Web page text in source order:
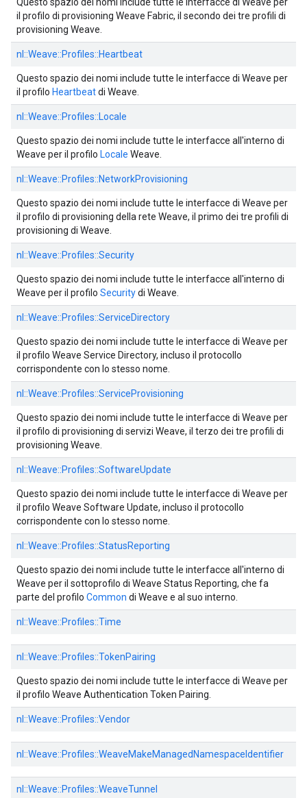
il profilo di provisioning Weave Fabric, il secondo dei tre profili di
provisioning Weave.
nl::Weave::Profiles::Heartbeat
Questo spazio dei nomi include tutte le interfacce di Weave per
il profilo Heartbeatdi Weave.
nl::Weave::Profiles:: Locale
Questo spazio dei nomi include tutte le interfacce all'interno di
Weave per il profilo Locale Weave.
nl::Weave::Profiles::NetworkProvisioning
Questo spazio dei nomi include tutte le interfacce di Weave per
il profilo di provisioning della rete Weave, il primo dei tre profili di
provisioning di Weave.
nl::Weave::Profiles::Security
Questo spazio dei nomi include tutte le interfacce all'interno di
Weave per il profilo Securitydi Weave.
nl::Weave::Profiles::ServiceDirectory
Questo spazio dei nomi include tutte le interfacce di Weave per
il profilo Weave Service Directory, incluso il protocollo
corrispondente con lo stesso nome.
nl::Weave::Profiles::ServiceProvisioning
Questo spazio dei nomi include tutte le interfacce di Weave per
il profilo di provisioning di servizi Weave, il terzo dei tre profili di
provisioning Weave.
nl::Weave::Profiles::SoftwareUpdate
Questo spazio dei nomi include tutte le interfacce di Weave per
il profilo Weave Software Update, incluso il protocollo
corrispondente con lo stesso nome.
nl::Weave::Profiles::StatusReporting
Questo spazio dei nomi include tutte le interfacce all'interno di
Weave per il sottoprofilo di Weave Status Reporting, che fa
parte del profilo Common di Weave e al suo interno.
nl::Weave::Profiles::Time
nl::Weave::Profiles::TokenPairing
Questo spazio dei nomi include tutte le interfacce di Weave per
il profilo Weave Authentication Token Pairing.
nl::Weave::Profiles::Vendor
nl::Weave::Profiles::WeaveMakeManagedNamespaceIdentifier
nl::Weave::Profiles::WeaveTunnel